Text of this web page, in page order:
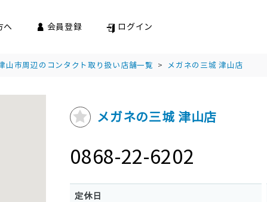
へ 会員登録 ログイン
山市周辺のコンタクト取り扱い店舗一覧 > メガネの三城 津山店
メガネの三城 津山店
0868-22-6202
定休日